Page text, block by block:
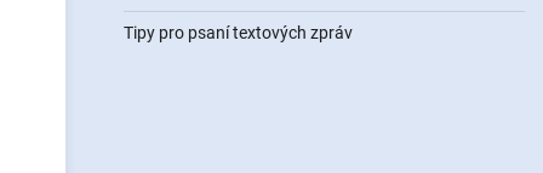
Tipy pro psaní textových zpráv